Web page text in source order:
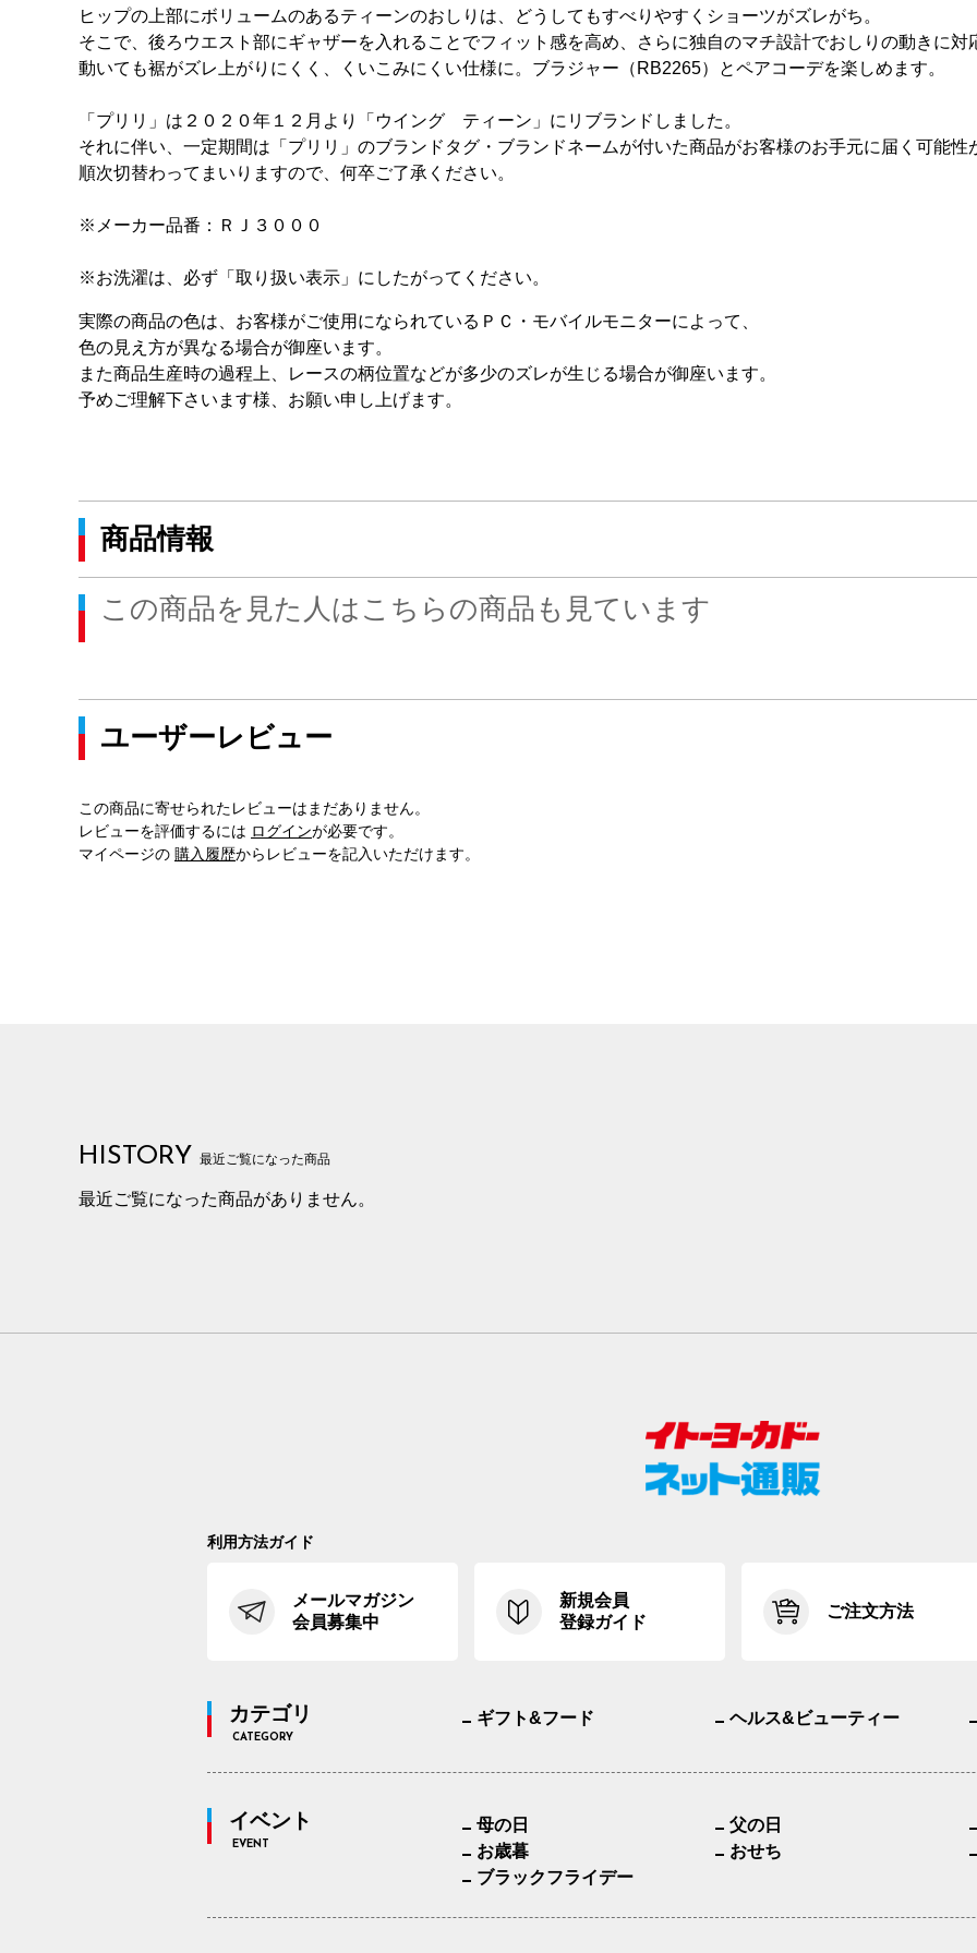
ヒップの上部にボリュームのあるティーンのおしりは、どうしてもすべりやすくショーツがズレがち。
そこで、後ろウエスト部にギャザーを入れることでフィット感を高め、さらに独自のマチ設計でおしりの動きに対
動いても裾がズレ上がりにくく、くいこみにくい仕様に。ブラジャー（RB2265）とペアコーデを楽しめます。
「プリリ」は２０２０年１２月より「ウイング ティーン」にリブランドしました。
それに伴い、一定期間は「プリリ」のブランドタグ・ブランドネームが付いた商品がお客様のお手元に届く可能性
順次切替わってまいりますので、何卒ご了承ください。
※メーカー品番：ＲＪ３０００
※お洗濯は、必ず「取り扱い表示」にしたがってください。
実際の商品の色は、お客様がご使用になられているＰＣ・モバイルモニターによって、
色の見え方が異なる場合が御座います。
また商品生産時の過程上、レースの柄位置などが多少のズレが生じる場合が御座います。
予めご理解下さいます様、お願い申し上げます。
商品情報
この商品を見た人はこちらの商品も見ています
ユーザーレビュー
この商品に寄せられたレビューはまだありません。
レビューを評価するには ログインが必要です。
マイページの 購入履歴からレビューを記入いただけます。
HISTORY 最近ご覧になった商品
最近ご覧になった商品がありません。
利用方法ガイド
メールマガジン
会員募集中
新規会員
登録ガイド
ご注文方法
カテゴリ
CATEGORY
ギフト&フード ヘルス&ビューティー
イベント
EVENT
母の日 父の日
お歳暮
おせち
ブラックフライデー